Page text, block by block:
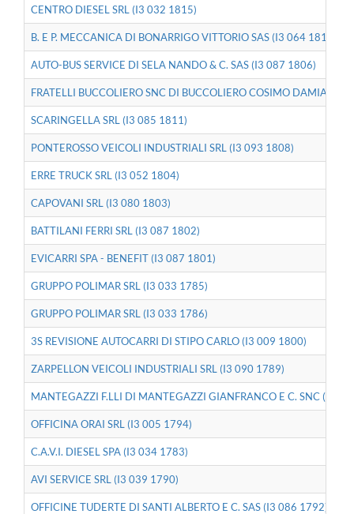
CENTRO DIESEL SRL (I3 032 1815)
B. E P. MECCANICA DI BONARRIGO VITTORIO SAS (I3 064 1813)
AUTO-BUS SERVICE DI SELA NANDO & C. SAS (I3 087 1806)
FRATELLI BUCCOLIERO SNC DI BUCCOLIERO COSIMO DAMIANO
SCARINGELLA SRL (I3 085 1811)
PONTEROSSO VEICOLI INDUSTRIALI SRL (I3 093 1808)
ERRE TRUCK SRL (I3 052 1804)
CAPOVANI SRL (I3 080 1803)
BATTILANI FERRI SRL (I3 087 1802)
EVICARRI SPA - BENEFIT (I3 087 1801)
GRUPPO POLIMAR SRL (I3 033 1785)
GRUPPO POLIMAR SRL (I3 033 1786)
3S REVISIONE AUTOCARRI DI STIPO CARLO (I3 009 1800)
ZARPELLON VEICOLI INDUSTRIALI SRL (I3 090 1789)
MANTEGAZZI F.LLI DI MANTEGAZZI GIANFRANCO E C. SNC (I3
OFFICINA ORAI SRL (I3 005 1794)
C.A.V.I. DIESEL SPA (I3 034 1783)
AVI SERVICE SRL (I3 039 1790)
OFFICINE TUDERTE DI SANTI ALBERTO E C. SAS (I3 086 1792)